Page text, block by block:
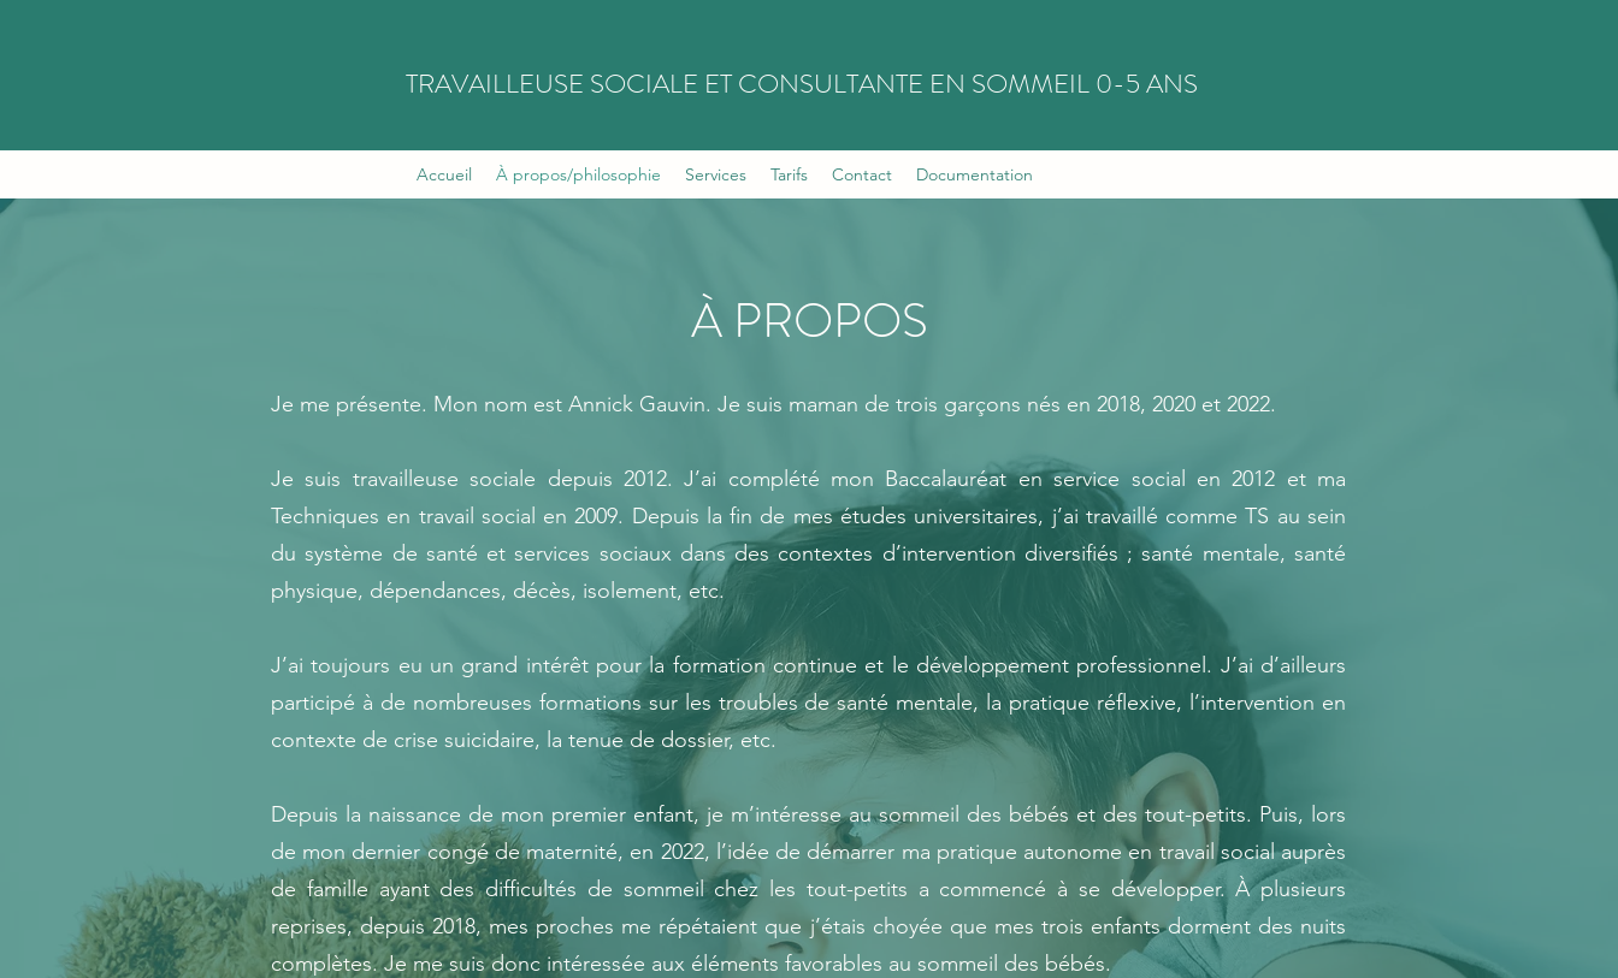
Accueil À propos/philosophie Services Tarifs Contact Documentation
TRAVAILLEUSE SOCIALE ET CONSULTANTE EN SOMMEIL 0-5 ANS
À PROPOS
Je me présente. Mon nom est Annick Gauvin. Je suis maman de trois garçons nés en 2018, 2020 et 2022.
Je suis travailleuse sociale depuis 2012. J’ai complété mon Baccalauréat en service social en 2012 et ma
Techniques en travail social en 2009. Depuis la fin de mes études universitaires, j’ai travaillé comme TS au sein
du système de santé et services sociaux dans des contextes d’intervention diversifiés ; santé mentale, santé
physique, dépendances, décès, isolement, etc.
J’ai toujours eu un grand intérêt pour la formation continue et le développement professionnel. J’ai d’ailleurs
participé à de nombreuses formations sur les troubles de santé mentale, la pratique réflexive, l’intervention en
contexte de crise suicidaire, la tenue de dossier, etc.
Depuis la naissance de mon premier enfant, je m’intéresse au sommeil des bébés et des tout-petits. Puis, lors
de mon dernier congé de maternité, en 2022, l’idée de démarrer ma pratique autonome en travail social auprès
de famille ayant des difficultés de sommeil chez les tout-petits a commencé à se développer. À plusieurs
reprises, depuis 2018, mes proches me répétaient que j’étais choyée que mes trois enfants dorment des nuits
complètes. Je me suis donc intéressée aux éléments favorables au sommeil des bébés.